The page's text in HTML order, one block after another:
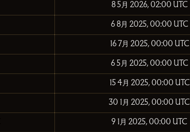
8 5月 2026, 02:00 UTC
6 8月 2025, 00:00 UTC
16 7月 2025, 00:00 UTC
6 5月 2025, 00:00 UTC
15 4月 2025, 00:00 UTC
30 1月 2025, 00:00 UTC
9 1月 2025, 00:00 UTC